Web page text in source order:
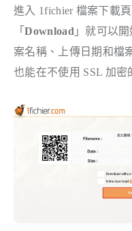
進入 1fichier 檔案下載
「Download 」就可以
案名稱、上傳日期和檔
也能在不使用 SSL 加密